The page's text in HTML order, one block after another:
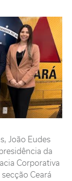
João Eudes
da
Corporativa
Ceará